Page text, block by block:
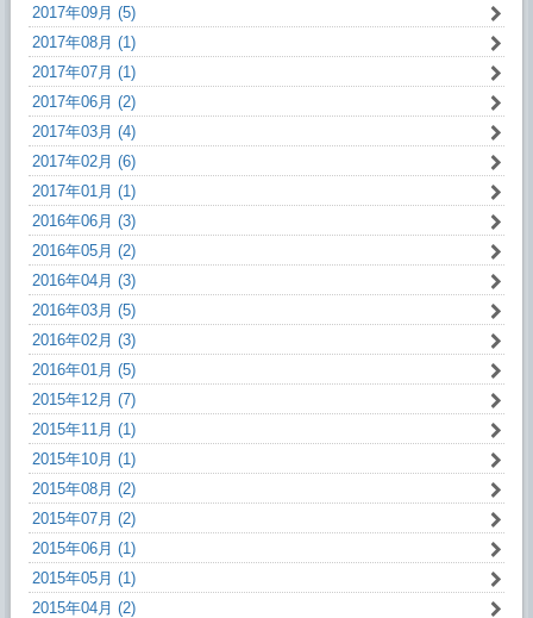
2017年09月 (5)
2017年08月 (1)
2017年07月 (1)
2017年06月 (2)
2017年03月 (4)
2017年02月 (6)
2017年01月 (1)
2016年06月 (3)
2016年05月 (2)
2016年04月 (3)
2016年03月 (5)
2016年02月 (3)
2016年01月 (5)
2015年12月 (7)
2015年11月 (1)
2015年10月 (1)
2015年08月 (2)
2015年07月 (2)
2015年06月 (1)
2015年05月 (1)
2015年04月 (2)